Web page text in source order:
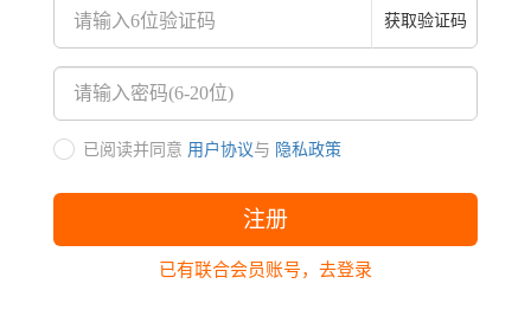
获取验证码
已阅读并同意 用户协议与 隐私政策
注册
已有联合会员账号，去登录